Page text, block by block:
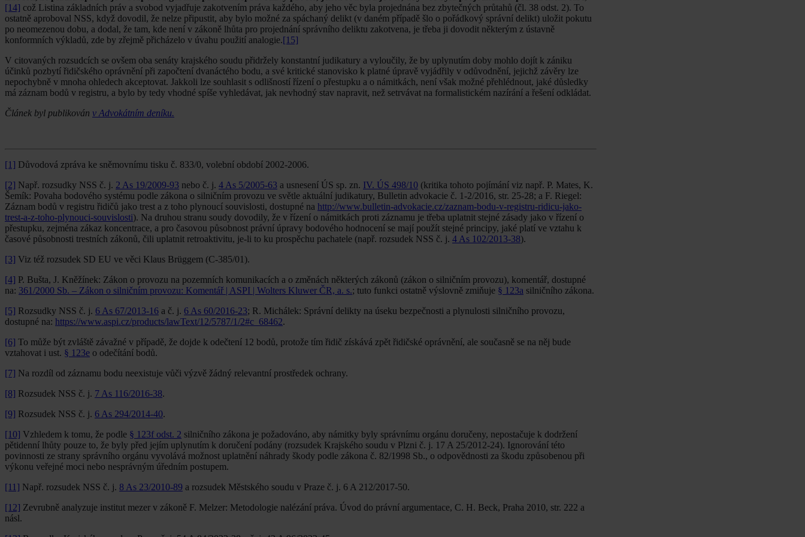
[14] což Listina základních práv a svobod vyjadřuje zakotvením práva každého, aby jeho věc byla projednána bez zbytečných průtahů (čl. 38 odst. 2). To
ostatně aproboval NSS, když dovodil, že nelze připustit, aby bylo možné za spáchaný delikt (v daném případě šlo o pořádkový správní delikt) uložit pokutu
po neomezenou dobu, a dodal, že tam, kde není v zákoně lhůta pro projednání správního deliktu zakotvena, je třeba ji dovodit některým z ústavně
konformních výkladů, zde by zřejmě přicházelo v úvahu použití analogie.[15]
V citovaných rozsudcích se ovšem oba senáty krajského soudu přidržely konstantní judikatury a vyloučily, že by uplynutím doby mohlo dojít k zániku
účinků pozbytí řidičského oprávnění při započtení dvanáctého bodu, a své kritické stanovisko k platné úpravě vyjádřily v odůvodnění, jejichž závěry lze
nepochybně v mnoha ohledech akceptovat. Jakkoli lze souhlasit s odlišností řízení o přestupku a o námitkách, není však možné přehlédnout, jaké důsledky
má záznam bodů v registru, a bylo by tedy vhodné spíše vyhledávat, jak nevhodný stav napravit, než setrvávat na formalistickém nazírání a řešení odkládat.
Článek byl publikován v Advokátním deníku.
[1] Důvodová zpráva ke sněmovnímu tisku č. 833/0, volební období 2002-2006.
[2] Např. rozsudky NSS č. j. 2 As 19/2009-93 nebo č. j. 4 As 5/2005-63 a usnesení ÚS sp. zn. IV. ÚS 498/10 (kritika tohoto pojímání viz např. P. Mates, K.
Šemík: Povaha bodového systému podle zákona o silničním provozu ve světle aktuální judikatury, Bulletin advokacie č. 1-2/2016, str. 25-28; a F. Riegel:
Záznam bodů v registru řidičů jako trest a z toho plynoucí souvislosti, dostupné na http://www.bulletin-advokacie.cz/zaznam-bodu-v-registru-ridicu-jako-
trest-a-z-toho-plynouci-souvislosti). Na druhou stranu soudy dovodily, že v řízení o námitkách proti záznamu je třeba uplatnit stejné zásady jako v řízení o
přestupku, zejména zákaz koncentrace, a pro časovou působnost právní úpravy bodového hodnocení se mají použít stejné principy, jaké platí ve vztahu k
časové působnosti trestních zákonů, čili uplatnit retroaktivitu, je-li to ku prospěchu pachatele (např. rozsudek NSS č. j. 4 As 102/2013-38).
[3] Viz též rozsudek SD EU ve věci Klaus Brüggem (C‑385/01).
[4] P. Bušta, J. Kněžínek: Zákon o provozu na pozemních komunikacích a o změnách některých zákonů (zákon o silničním provozu), komentář, dostupné
na: 361/2000 Sb. – Zákon o silničním provozu: Komentář | ASPI | Wolters Kluwer ČR, a. s.; tuto funkci ostatně výslovně zmiňuje § 123a silničního zákona.
[5] Rozsudky NSS č. j. 6 As 67/2013-16 a č. j. 6 As 60/2016-23; R. Michálek: Správní delikty na úseku bezpečnosti a plynulosti silničního provozu,
dostupné na: https://www.aspi.cz/products/lawText/12/5787/1/2#c_68462.
[6] To může být zvláště závažné v případě, že dojde k odečtení 12 bodů, protože tím řidič získává zpět řidičské oprávnění, ale současně se na něj bude
vztahovat i ust. § 123e o odečítání bodů.
[7] Na rozdíl od záznamu bodu neexistuje vůči výzvě žádný relevantní prostředek ochrany.
[8] Rozsudek NSS č. j. 7 As 116/2016-38.
[9] Rozsudek NSS č. j. 6 As 294/2014-40.
[10] Vzhledem k tomu, že podle § 123f odst. 2 silničního zákona je požadováno, aby námitky byly správnímu orgánu doručeny, nepostačuje k dodržení
pětidenní lhůty pouze to, že byly před jejím uplynutím k doručení podány (rozsudek Krajského soudu v Plzni č. j. 17 A 25/2012-24). Ignorování této
povinnosti ze strany správního orgánu vyvolává možnost uplatnění náhrady škody podle zákona č. 82/1998 Sb., o odpovědnosti za škodu způsobenou při
výkonu veřejné moci nebo nesprávným úředním postupem.
[11] Např. rozsudek NSS č. j. 8 As 23/2010-89 a rozsudek Městského soudu v Praze č. j. 6 A 212/2017-50.
[12] Zevrubně analyzuje institut mezer v zákoně F. Melzer: Metodologie nalézání práva. Úvod do právní argumentace, C. H. Beck, Praha 2010, str. 222 a
násl.